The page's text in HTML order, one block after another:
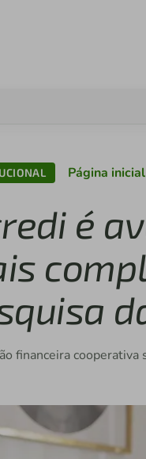
Página inicial
é
financeira